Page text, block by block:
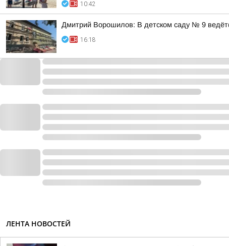
10:42
Дмитрий Ворошилов: В детском саду № 9
16:18
ЛЕНТА НОВОСТЕЙ